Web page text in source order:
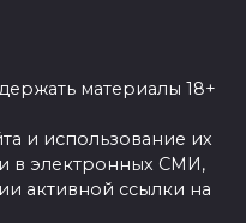
материалы 18+
и использование их
в электронных СМИ,
активной ссылки на